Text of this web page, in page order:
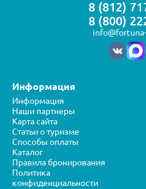
8 (812)
8 (800)
Информация
Информация
Наши партнеры
Карта сайта
Статьи о туризме
Способы оплаты
Каталог
Правила бронирования
Политика
конфиденциальности